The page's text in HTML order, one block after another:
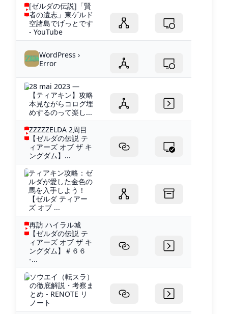
[ゼルダの伝説]「賢
者の遺志」東ゲルド
空諸島でげっとです
- YouTube
WordPress ›
Error
28 mai 2023 —
【ティアキン】攻略
本見ながらコログ埋
めするのって楽し...
ZZZZZELDA 2周目
【ゼルダの伝説 テ
ィアーズ オブ ザ キ
ングダム】...
ティアキン攻略：ゼ
ルダが愛した金色の
馬を入手しよう！
【ゼルダ ティアー
ズ オブ ...
再訪 ハイラル城
【ゼルダの伝説 テ
ィアーズ オブ ザ キ
ングダム】＃６６
-...
ソウエイ（転スラ）
の徹底解説・考察ま
とめ - RENOTE リ
ノート